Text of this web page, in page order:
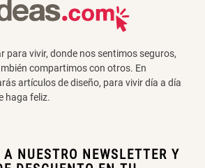
para vivir, donde nos sentimos seguros,
compartimos con otros. En
artículos de diseño, para vivir día a día
haga feliz.
A NUESTRO NEWSLETTER Y